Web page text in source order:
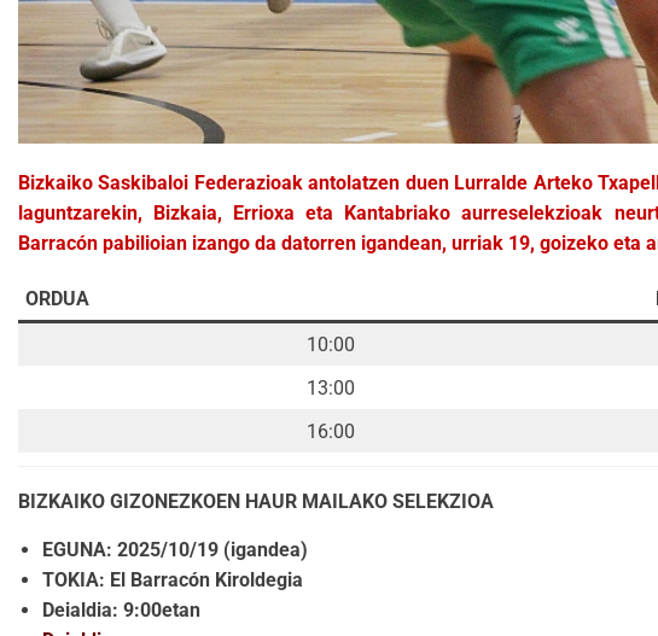
Bizkaiko Saskibaloi Federazioak antolatzen duen Lurralde Arteko
laguntzarekin, Bizkaia, Errioxa eta Kantabriako aurreselekzioak
Barracón pabilioian izango da datorren igandean, urriak 19, goizeko eta
ORDUA
10:00
13:00
16:00
BIZKAIKO GIZONEZKOEN HAUR MAILAKO SELEKZIOA
EGUNA: 2025/10/19 (igandea)
TOKIA: El Barracón Kiroldegia
Deialdia: 9:00etan